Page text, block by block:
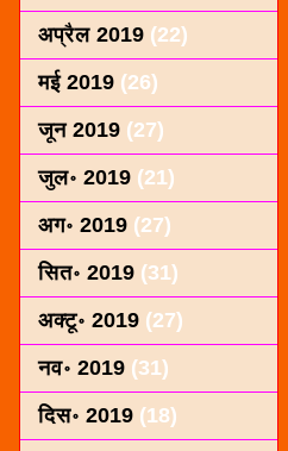
अप्रैल 2019 (22)
मई 2019 (26)
जून 2019 (27)
जुल॰ 2019 (21)
अग॰ 2019 (27)
सित॰ 2019 (31)
अक्टू॰ 2019 (27)
नव॰ 2019 (31)
दिस॰ 2019 (18)